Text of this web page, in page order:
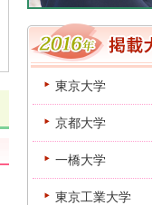
東京大学
京都大学
一橋大学
東京工業大学